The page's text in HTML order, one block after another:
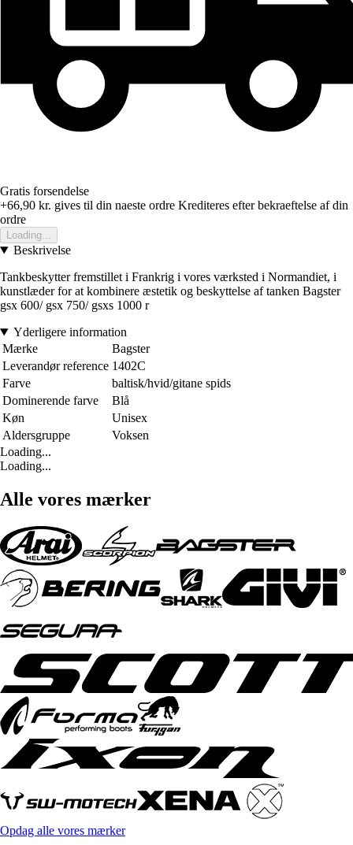
Gratis forsendelse
+66,90 kr. gives til din naeste ordre Krediteres efter bekraeftelse af din
ordre
Loading...
Beskrivelse
Tankbeskytter fremstillet i Frankrig i vores værksted i Normandiet, i
kunstlæder for at kombinere æstetik og beskyttelse af tanken Bagster
gsx 600/ gsx 750/ gsxs 1000 r
Yderligere information
Mærke
Bagster
Leverandør reference 1402C
Farve
baltisk/hvid/gitane spids
Dominerende farve
Blå
Køn
Unisex
Aldersgruppe
Voksen
Loading...
Loading...
Alle vores mærker
Opdag alle vores mærker